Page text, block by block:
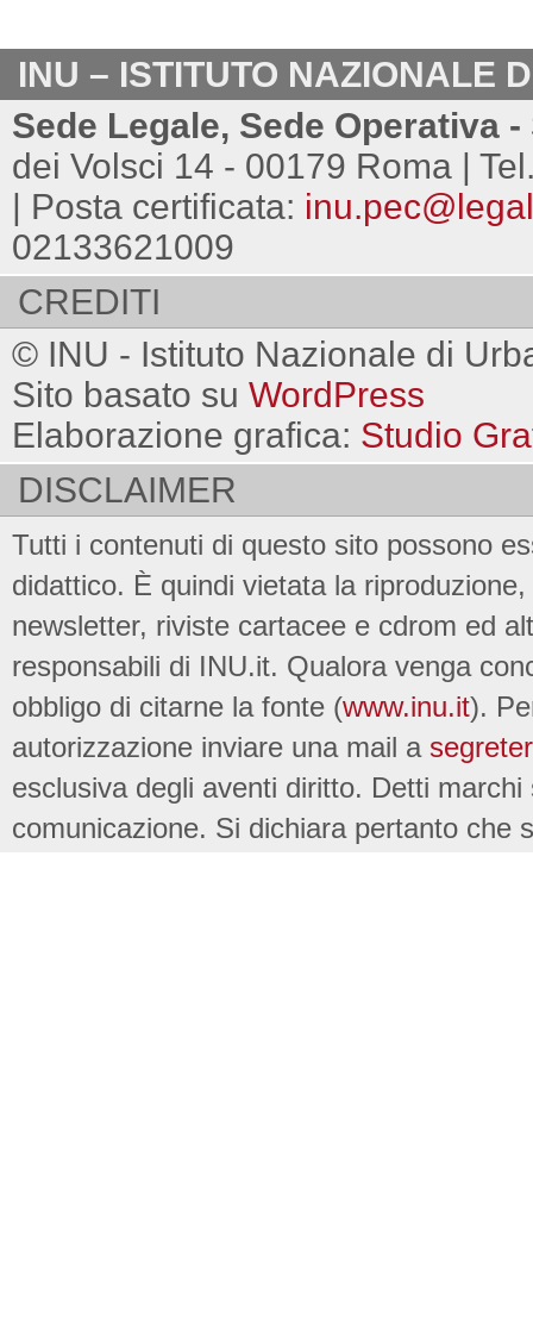
INU – ISTITUTO NAZIONALE
Sede Legale, Sede Operativa
dei Volsci 14 - 00179 Roma |
| Posta certificata:
02133621009
CREDITI
© INU - Istituto Nazionale di
Sito basato su WordPress
Elaborazione grafica: Studio
DISCLAIMER
Tutti i contenuti di questo sito possono
didattico. È quindi vietata la
newsletter, riviste cartacee e cdrom ed
responsabili di INU.it. Qualora venga
obbligo di citarne la fonte (www.inu.it).
autorizzazione inviare una mail a
esclusiva degli aventi diritto. Detti
comunicazione. Si dichiara pertanto che